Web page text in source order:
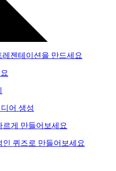
젠테이션을 만드세요
어 생성
게 만들어보세요
퀴즈로 만들어보세요